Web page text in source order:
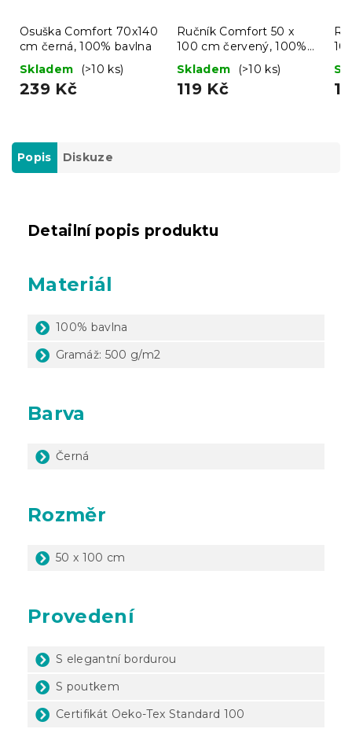
Osuška Comfort 70x140
cm černá, 100% bavlna
Skladem
(>10 ks)
239 Kč
Ručník Comfort 50 x
100 cm červený, 100%
bavlna
Skladem (>10 ks)
119 Kč
Popis Diskuze
Detailní popis produktu
Materiál
100% bavlna
Gramáž: 500 g/m2
Barva
Černá
Rozměr
50 x 100 cm
Provedení
S elegantní bordurou
S poutkem
Certifikát Oeko-Tex Standard 100